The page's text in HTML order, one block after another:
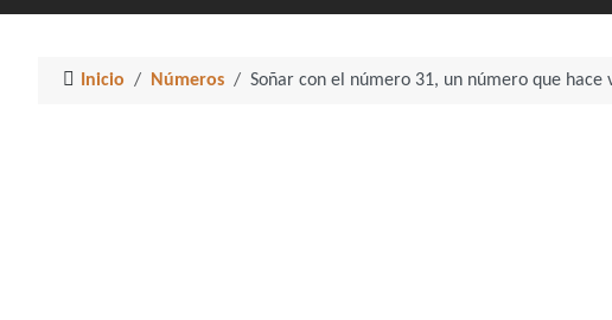
Inicio Números Soñar con el número 31, un número que